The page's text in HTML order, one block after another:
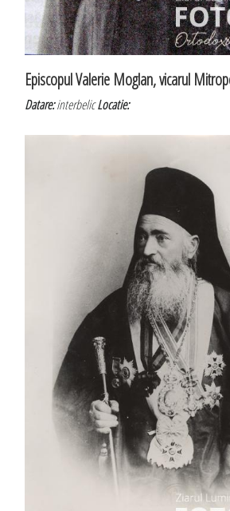
Episcopul Valerie Moglan, vicarul
Datare:interbelicLocatie: